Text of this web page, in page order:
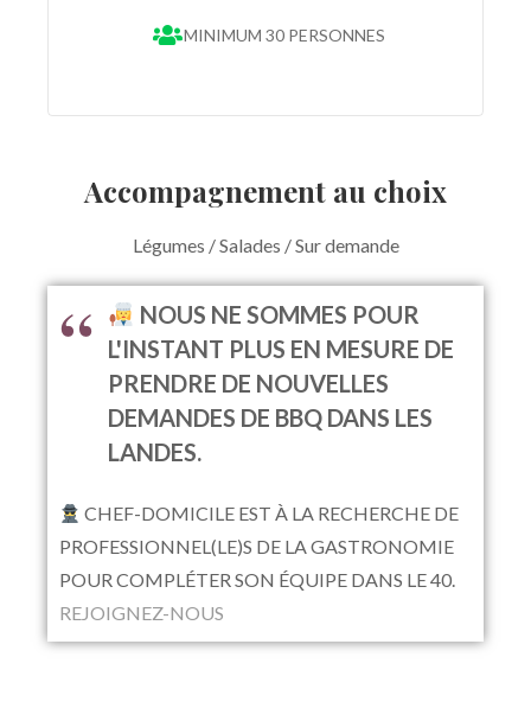
MINIMUM 30 PERSONNES
Accompagnement au choix
Légumes / Salades / Sur demande
NOUS NE SOMMES POUR
L'INSTANT PLUS EN MESURE DE
PRENDRE DE NOUVELLES
DEMANDES DE BBQ DANS LES
LANDES.
CHEF-DOMICILE EST À LA RECHERCHE DE
PROFESSIONNEL(LE)S DE LA GASTRONOMIE
POUR COMPLÉTER SON ÉQUIPE DANS LE 40.
REJOIGNEZ-NOUS